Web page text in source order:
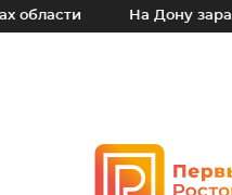
На Дону заработала